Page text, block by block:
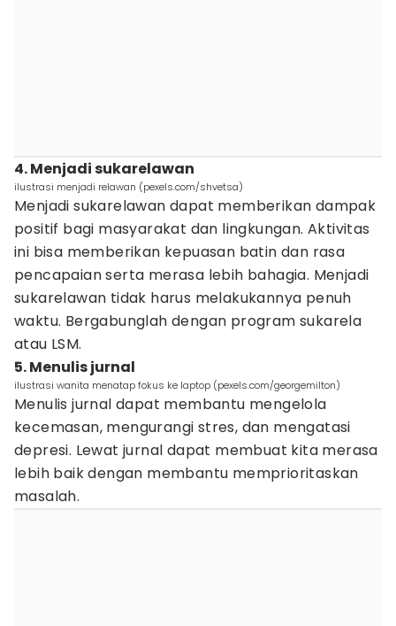
4. Menjadi sukarelawan
ilustrasi menjadi relawan (pexels.com/shvetsa)
Menjadi sukarelawan dapat memberikan dampak
positif bagi masyarakat dan lingkungan. Aktivitas
ini bisa memberikan kepuasan batin dan rasa
pencapaian serta merasa lebih bahagia. Menjadi
sukarelawan tidak harus melakukannya penuh
waktu. Bergabunglah dengan program sukarela
atau LSM.
5. Menulis jurnal
ilustrasi wanita menatap fokus ke laptop (pexels.com/georgemilton)
Menulis jurnal dapat membantu mengelola
kecemasan, mengurangi stres, dan mengatasi
depresi. Lewat jurnal dapat membuat kita merasa
lebih baik dengan membantu memprioritaskan
masalah.